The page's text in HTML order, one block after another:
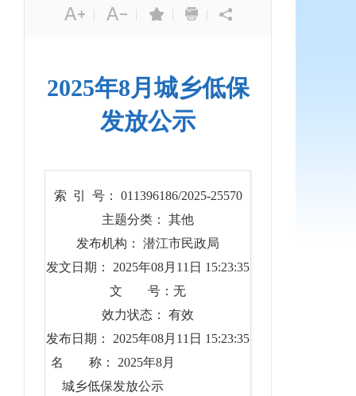
| | | |
2025年8月城乡低保
发放公示
索 引 号： 011396186/2025-25570
主题分类： 其他
发布机构： 潜江市民政局
发文日期： 2025年08月11日 15:23:35
文 号：无
效力状态： 有效
发布日期： 2025年08月11日 15:23:35
名 称： 2025年8月
城乡低保发放公示